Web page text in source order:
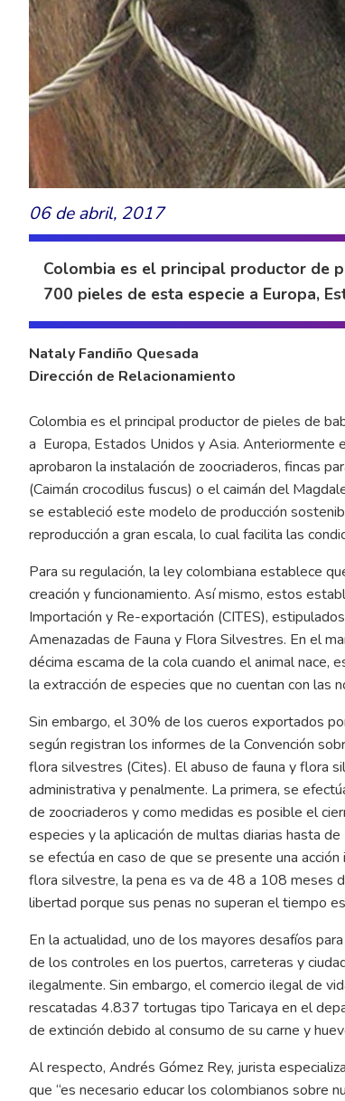
06 de abril, 2017
Colombia es el principal productor de
700 pieles de esta especie a Europa,
Nataly Fandiño Quesada
Dirección de Relacionamiento
Colombia es el principal productor de pieles de
a Europa, Estados Unidos y Asia. Anteriormente
aprobaron la instalación de zoocriaderos, fincas
(Caimán crocodilus fuscus) o el caimán del
se estableció este modelo de producción
reproducción a gran escala, lo cual facilita las
Para su regulación, la ley colombiana establece
creación y funcionamiento. Así mismo, estos
Importación y Re-exportación (CITES),
Amenazadas de Fauna y Flora Silvestres. En el
décima escama de la cola cuando el animal
la extracción de especies que no cuentan con las
Sin embargo, el 30% de los cueros exportados
según registran los informes de la Convención
flora silvestres (Cites). El abuso de fauna y flora
administrativa y penalmente. La primera, se
de zoocriaderos y como medidas es posible el
especies y la aplicación de multas diarias hasta
se efectúa en caso de que se presente una
flora silvestre, la pena es va de 48 a 108 meses
libertad porque sus penas no superan el tiempo
En la actualidad, uno de los mayores desafíos
de los controles en los puertos, carreteras y
ilegalmente. Sin embargo, el comercio ilegal de
rescatadas 4.837 tortugas tipo Taricaya en el
de extinción debido al consumo de su carne y
Al respecto, Andrés Gómez Rey, jurista
que “es necesario educar los colombianos sobre